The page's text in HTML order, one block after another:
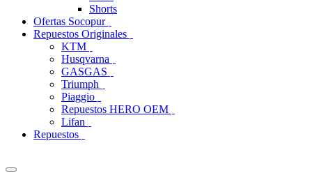
Shorts
Ofertas Socopur
Repuestos Originales
KTM
Husqvarna
GASGAS
Triumph
Piaggio
Repuestos HERO OEM
Lifan
Repuestos